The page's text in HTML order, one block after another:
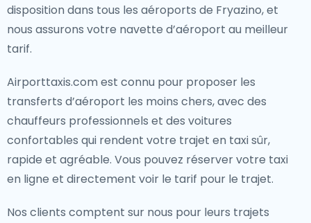
disposition dans tous les aéroports de Fryazino, et
nous assurons votre navette d’aéroport au meilleur
tarif.
Airporttaxis.com est connu pour proposer les
transferts d’aéroport les moins chers, avec des
chauffeurs professionnels et des voitures
confortables qui rendent votre trajet en taxi sûr,
rapide et agréable. Vous pouvez réserver votre taxi
en ligne et directement voir le tarif pour le trajet.
Nos clients comptent sur nous pour leurs trajets